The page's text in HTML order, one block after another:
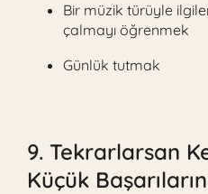
Bir müzik türüyle
çalmayı öğrenmek
Günlük tutmak
9. Tekrarlarsan
Küçük